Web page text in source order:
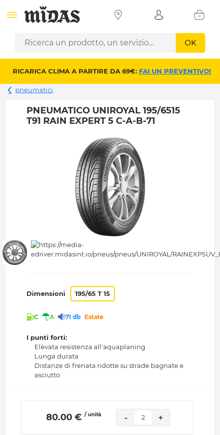
OK
RICARICA CLIMA A PARTIRE DA 69€: FAI UN PREVENTIVO!
pneumatici
PNEUMATICO UNIROYAL 195/6515
T91 RAIN EXPERT 5 C-A-B-71
Dimensioni 195/65 T 15
C A 71 db Estate
I punti forti:
Elevata resistenza all'aquaplaning
Lunga durata
Distanze di frenata ridotte su strade bagnate e
asciutto
80.00 € / unità - 2 +